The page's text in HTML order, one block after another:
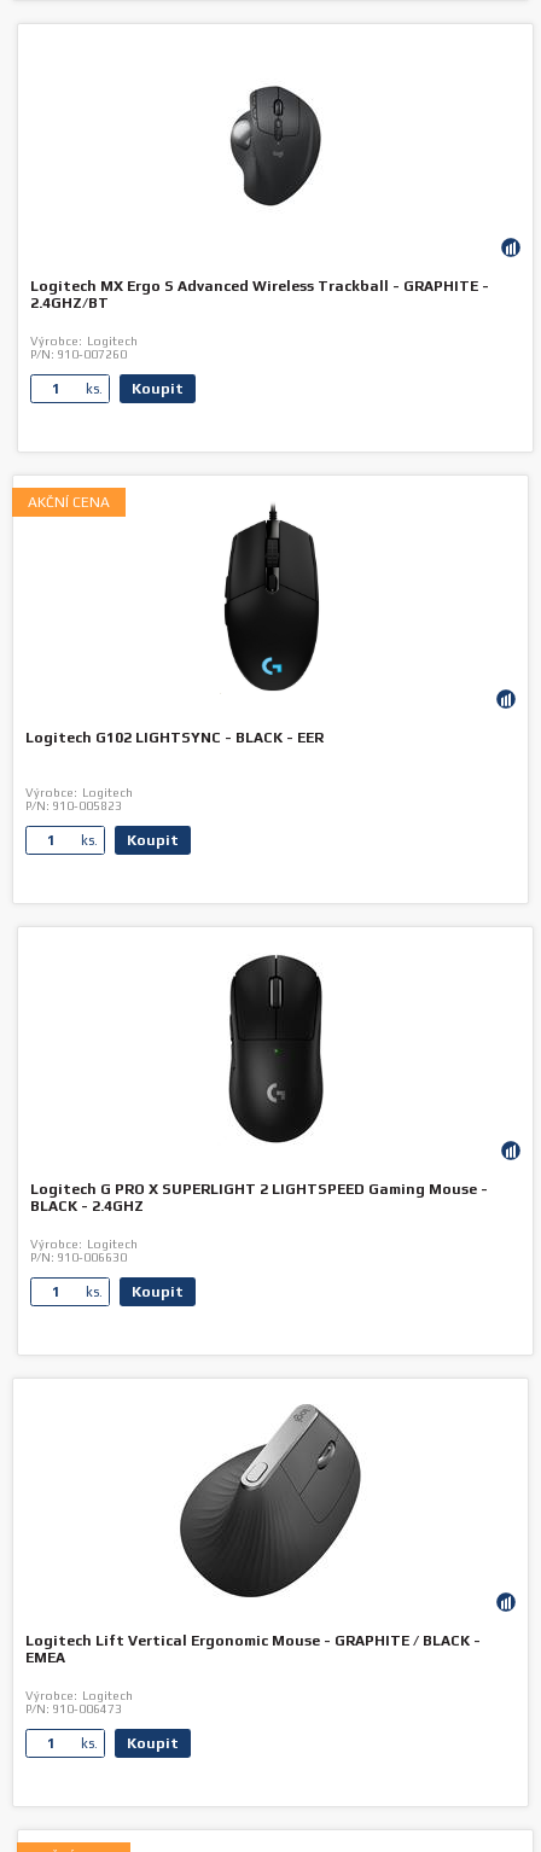
Logitech MX Ergo S Advanced Wireless Trackball - GRAPHITE -
2.4GHZ/BT
Výrobce: Logitech
P/N: 910-007260
ks. Koupit
AKČNÍ CENA
Logitech G102 LIGHTSYNC - BLACK - EER
Výrobce: Logitech
P/N: 910-005823
ks. Koupit
Logitech G PRO X SUPERLIGHT 2 LIGHTSPEED Gaming Mouse -
BLACK - 2.4GHZ
Výrobce: Logitech
P/N: 910-006630
ks. Koupit
Logitech Lift Vertical Ergonomic Mouse - GRAPHITE / BLACK -
EMEA
Výrobce: Logitech
P/N: 910-006473
ks. Koupit